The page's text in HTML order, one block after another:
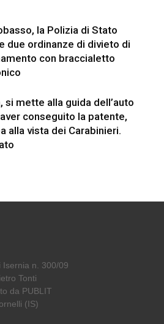
la Polizia di Stato
due ordinanze di divieto di
con braccialetto
si mette alla guida dell’auto
conseguito la patente,
alla vista dei Carabinieri.
Isernia n. 300/09
Tonti
da PUBLIT
(IS)